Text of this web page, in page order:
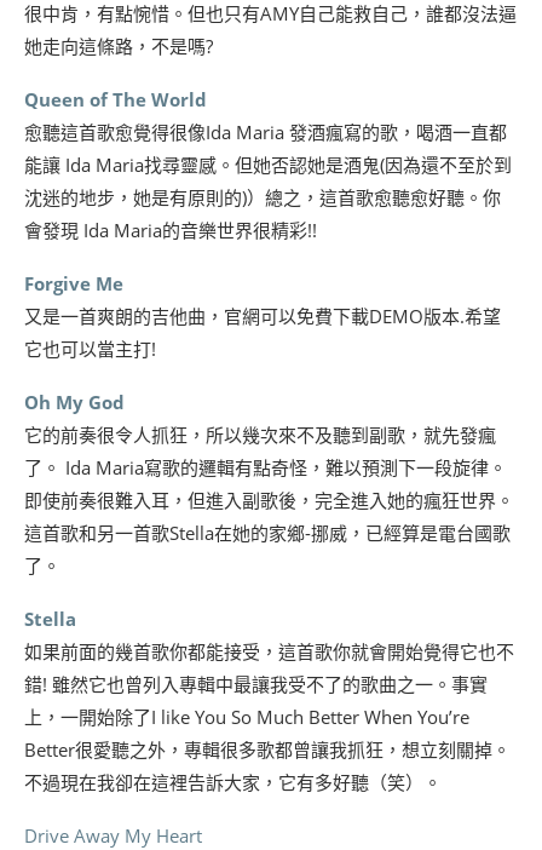
很中肯，有點惋惜。但也只有AMY自己能救自己，誰都沒法逼
她走向這條路，不是嗎?
Queen of The World
愈聽這首歌愈覺得很像Ida Maria 發酒瘋寫的歌，喝酒一直都
能讓 Ida Maria找尋靈感。但她否認她是酒鬼(因為還不至於到
沈迷的地步，她是有原則的)）總之，這首歌愈聽愈好聽。你
會發現 Ida Maria的音樂世界很精彩!!
Forgive Me
又是一首爽朗的吉他曲，官網可以免費下載DEMO版本.希望
它也可以當主打!
Oh My God
它的前奏很令人抓狂，所以幾次來不及聽到副歌，就先發瘋
了。 Ida Maria寫歌的邏輯有點奇怪，難以預測下一段旋律。
即使前奏很難入耳，但進入副歌後，完全進入她的瘋狂世界。
這首歌和另一首歌Stella在她的家鄉-挪威，已經算是電台國歌
了。
Stella
如果前面的幾首歌你都能接受，這首歌你就會開始覺得它也不
錯! 雖然它也曾列入專輯中最讓我受不了的歌曲之一。事實
上，一開始除了I like You So Much Better When You’re
Better很愛聽之外，專輯很多歌都曾讓我抓狂，想立刻關掉。
不過現在我卻在這裡告訴大家，它有多好聽（笑）。
Drive Away My Heart